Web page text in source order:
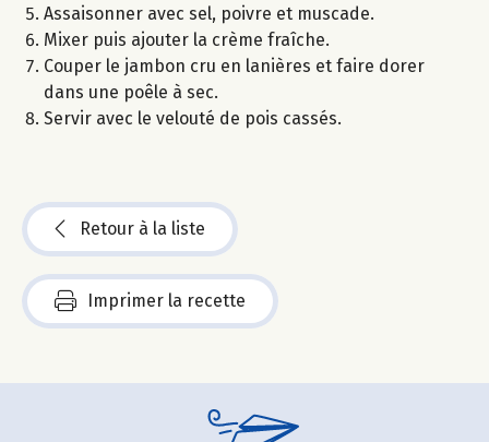
Assaisonner avec sel, poivre et muscade.
Mixer puis ajouter la crème fraîche.
Couper le jambon cru en lanières et faire dorer
dans une poêle à sec.
Servir avec le velouté de pois cassés.
Retour à la liste
Imprimer la recette